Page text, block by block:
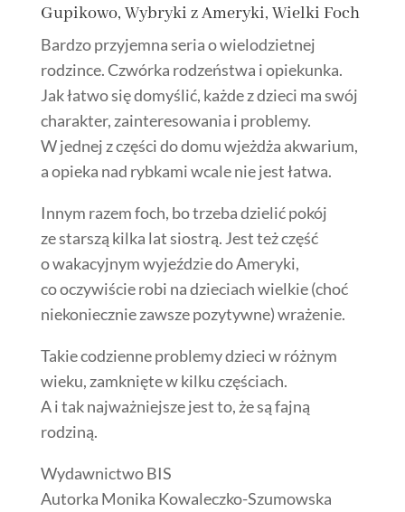
Gupikowo, Wybryki z Ameryki, Wielki Foch
Bardzo przyjemna seria o wielodzietnej
rodzince. Czwórka rodzeństwa i opiekunka.
Jak łatwo się domyślić, każde z dzieci ma swój
charakter, zainteresowania i problemy.
W jednej z części do domu wjeżdża akwarium,
a opieka nad rybkami wcale nie jest łatwa.
Innym razem foch, bo trzeba dzielić pokój
ze starszą kilka lat siostrą. Jest też część
o wakacyjnym wyjeździe do Ameryki,
co oczywiście robi na dzieciachwielkie (choć
niekoniecznie zawsze pozytywne) wrażenie.
Takie codzienne problemy dzieci w różnym
wieku, zamknięte w kilku częściach.
A i tak najważniejsze jest to, że są fajną
rodziną.
Wydawnictwo BIS
Autorka Monika Kowaleczko-Szumowska